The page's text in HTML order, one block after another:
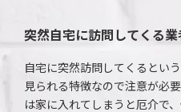
突然自宅に訪問してくる業
自宅に突然訪問してくるとい
見られる特徴なので注意が必
は家に入れてしまうと厄介で